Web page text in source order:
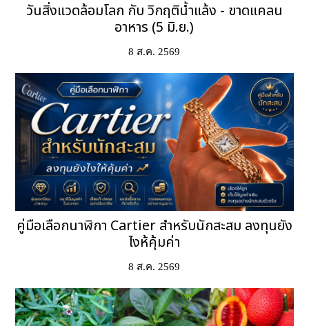
วันสิ่งแวดล้อมโลก กับ วิกฤติน้ำแล้ง - ขาดแคลน
อาหาร (5 มิ.ย.)
8 ส.ค. 2569
คู่มือเลือกนาฬิกา Cartier สำหรับนักสะสม ลงทุนยัง
ไงห้คุ้มค่า
8 ส.ค. 2569